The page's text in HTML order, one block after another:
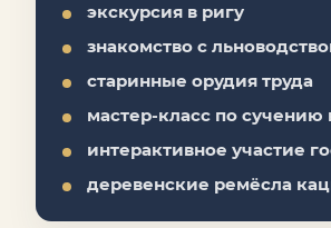
экскурсия в ригу
знакомство с
старинные орудия труда
мастер-класс по сучению
интерактивное участие
деревенские ремёсла